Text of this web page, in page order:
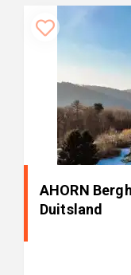
AHORN
Duitsland